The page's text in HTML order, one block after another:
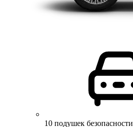
10 подушек безопасности